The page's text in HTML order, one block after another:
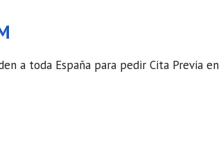
a toda España para pedir Cita Previa en